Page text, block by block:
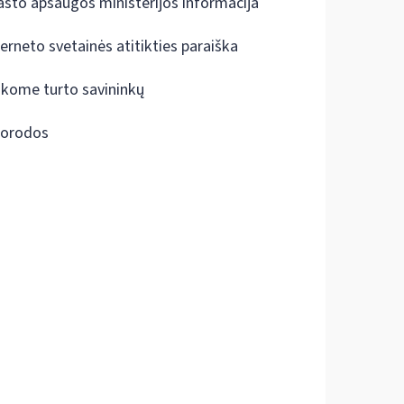
svetainės atitikties paraiška
turto savininkų